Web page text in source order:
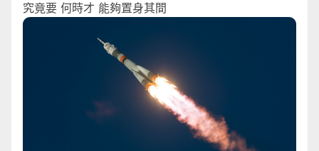
究竟要 何時才 能夠置身其間